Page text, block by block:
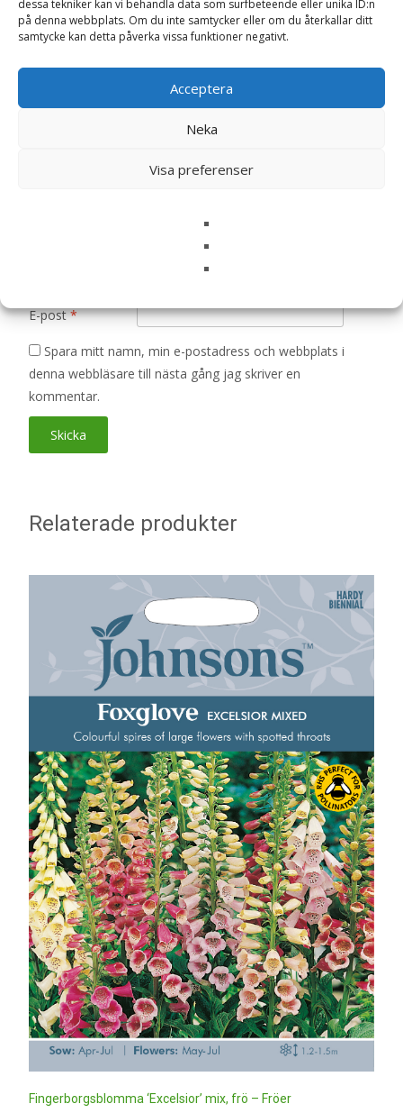
dessa tekniker kan vi behandla data som surfbeteende eller unika ID:n
på denna webbplats. Om du inte samtycker eller om du återkallar ditt
samtycke kan detta påverka vissa funktioner negativt.
Acceptera
Neka
Visa preferenser
‘Green Calabrese’ – Fröer”
Din e-postadress kommer inte publiceras. Obligatoriska fält
är märkta*
E-post*
Spara mitt namn, min e-postadress och webbplats i
denna webbläsare till nästa gång jag skriver en
kommentar.
Relaterade produkter
Fingerborgsblomma ‘Excelsior’ mix, frö – Fröer